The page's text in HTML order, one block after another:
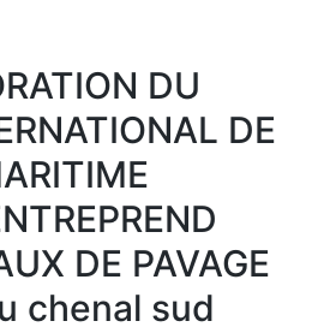
DU
DE
DE PAVAGE
chenal sud